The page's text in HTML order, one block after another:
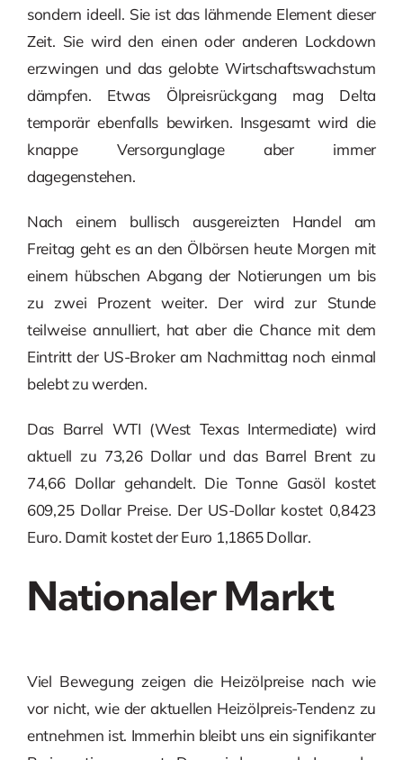
sondern ideell. Sie ist das lähmende Element dieser
Zeit. Sie wird den einen oder anderen Lockdown
erzwingen und das gelobte Wirtschaftswachstum
dämpfen. Etwas Ölpreisrückgang mag Delta
temporär ebenfalls bewirken. Insgesamt wird die
knappe Versorgunglage aber immer
dagegenstehen.
Nach einem bullisch ausgereizten Handel am
Freitag geht es an den Ölbörsen heute Morgen mit
einem hübschen Abgang der Notierungen um bis
zu zwei Prozent weiter. Der wird zur Stunde
teilweise annulliert, hat aber die Chance mit dem
Eintritt der US-Broker am Nachmittag noch einmal
belebt zu werden.
Das Barrel WTI (West Texas Intermediate) wird
aktuell zu 73,26 Dollar und das Barrel Brent zu
74,66 Dollar gehandelt. Die Tonne Gasöl kostet
609,25 Dollar Preise. Der US-Dollar kostet 0,8423
Euro. Damit kostet der Euro 1,1865 Dollar.
Nationaler Markt
Viel Bewegung zeigen die Heizölpreise nach wie
vor nicht, wie der aktuellen Heizölpreis-Tendenz zu
entnehmen ist. Immerhin bleibt uns ein signifikanter